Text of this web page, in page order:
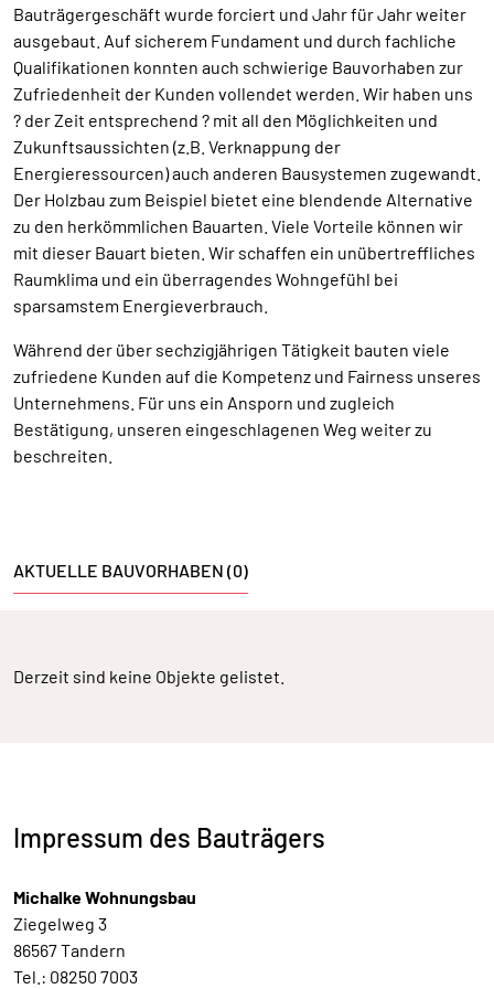
Bauträgergeschäft wurde forciert und Jahr für Jahr weiter
ausgebaut. Auf sicherem Fundament und durch fachliche
Qualifikationen konnten auch schwierige Bauvorhaben zur
Zufriedenheit der Kunden vollendet werden. Wir haben uns
? der Zeit entsprechend ? mit all den Möglichkeiten und
Zukunftsaussichten (z.B. Verknappung der
Energieressourcen) auch anderen Bausystemen zugewandt.
Der Holzbau zum Beispiel bietet eine blendende Alternative
zu den herkömmlichen Bauarten. Viele Vorteile können wir
mit dieser Bauart bieten. Wir schaffen ein unübertreffliches
Raumklima und ein überragendes Wohngefühl bei
sparsamstem Energieverbrauch.
Während der über sechzigjährigen Tätigkeit bauten viele
zufriedene Kunden auf die Kompetenz und Fairness unseres
Unternehmens. Für uns ein Ansporn und zugleich
Bestätigung, unseren eingeschlagenen Weg weiter zu
beschreiten.
AKTUELLE BAUVORHABEN (0)
Derzeit sind keine Objekte gelistet.
Impressum des Bauträgers
Michalke Wohnungsbau
Ziegelweg 3
86567 Tandern
Tel.: 08250 7003